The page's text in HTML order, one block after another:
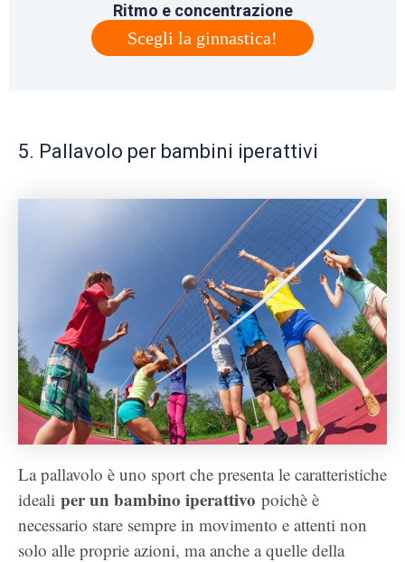
Ritmo e concentrazione
Scegli la ginnastica!
5. Pallavolo per bambini iperattivi
La pallavolo è uno sport che presenta le caratteristiche
ideali per un bambino iperattivo poichè è
necessario stare sempre in movimento e attenti non
solo alle proprie azioni, ma anche a quelle della